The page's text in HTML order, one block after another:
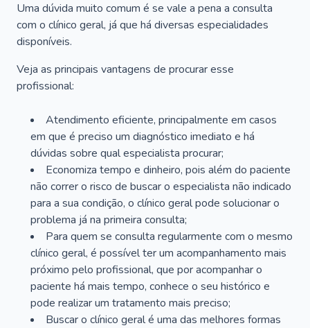
Uma dúvida muito comum é se vale a pena a consulta
com o clínico geral, já que há diversas especialidades
disponíveis.
Veja as principais vantagens de procurar esse
profissional:
Atendimento eficiente, principalmente em casos
em que é preciso um diagnóstico imediato e há
dúvidas sobre qual especialista procurar;
Economiza tempo e dinheiro, pois além do paciente
não correr o risco de buscar o especialista não indicado
para a sua condição, o clínico geral pode solucionar o
problema já na primeira consulta;
Para quem se consulta regularmente com o mesmo
clínico geral, é possível ter um acompanhamento mais
próximo pelo profissional, que por acompanhar o
paciente há mais tempo, conhece o seu histórico e
pode realizar um tratamento mais preciso;
Buscar o clínico geral é uma das melhores formas